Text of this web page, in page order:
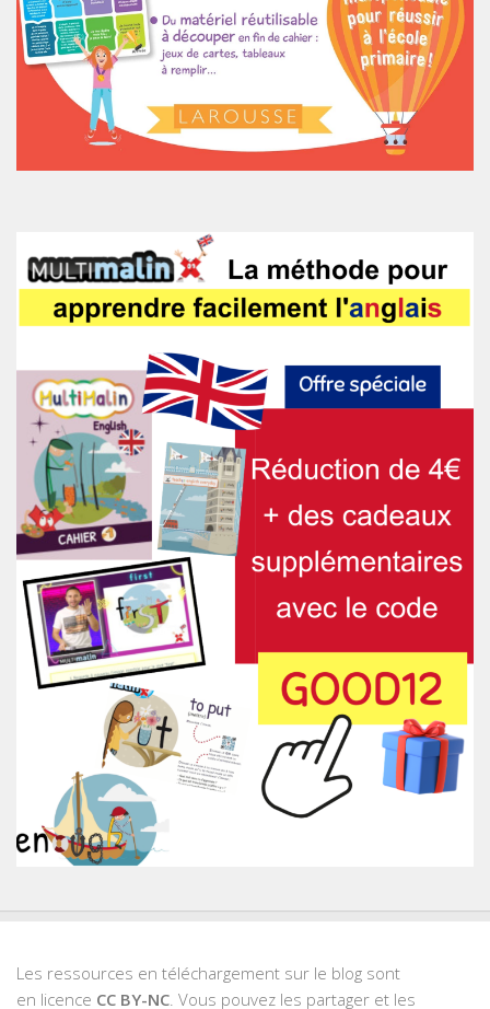
Les ressources en téléchargement sur le blog sont
en licence CC BY-NC. Vous pouvez les partager et les